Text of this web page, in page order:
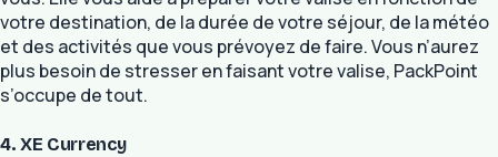
votre destination, de la durée de votre séjour, de la météo
et des activités que vous prévoyez de faire. Vous n’aurez
plus besoin de stresser en faisant votre valise, PackPoint
s’occupe de tout.
4. XE Currency